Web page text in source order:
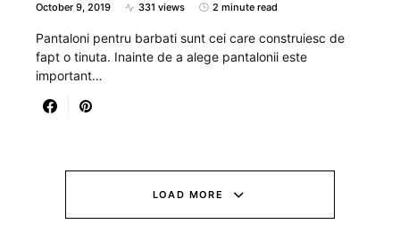
October 9, 2019 331 views 2 minute read
Pantaloni pentru barbati sunt cei care construiesc de
fapt o tinuta. Inainte de a alege pantalonii este
important…
LOAD MORE